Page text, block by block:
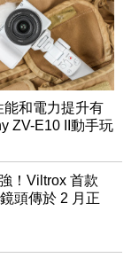
能和電力提升有
ZV-E10 II動手玩
！Viltrox 首款
頭傳於 2 月正